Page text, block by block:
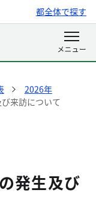
都全体で探す
2026年
来訪について
発生及び